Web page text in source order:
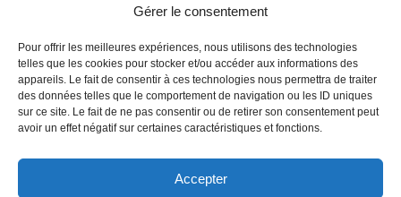
Gérer le consentement
Pour offrir les meilleures expériences, nous utilisons des technologies
telles que les cookies pour stocker et/ou accéder aux informations des
appareils. Le fait de consentir à ces technologies nous permettra de traiter
des données telles que le comportement de navigation ou les ID uniques
sur ce site. Le fait de ne pas consentir ou de retirer son consentement peut
avoir un effet négatif sur certaines caractéristiques et fonctions.
Accepter
Politique de confidentialité
Sites partenaires
5Façades
Atrium Patrimoine